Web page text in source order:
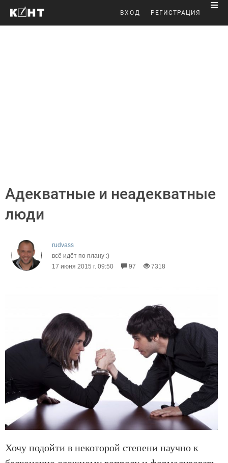
ВХОД РЕГИСТРАЦИЯ
Адекватные и неадекватные
люди
rudvass
всё идёт по плану :)
17 июня 2015 г. 09:50
97 7318
Хочу подойти в некоторой степени научно к